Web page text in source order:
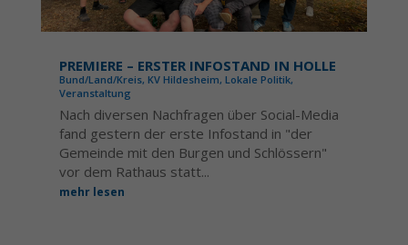
PREMIERE – ERSTER INFOSTAND IN HOLLE
Bund/Land/Kreis, KV Hildesheim, Lokale Politik,
Veranstaltung
Nach diversen Nachfragen über Social-Media
fand gestern der erste Infostand in "der
Gemeinde mit den Burgen und Schlössern"
vor dem Rathaus statt...
mehr lesen